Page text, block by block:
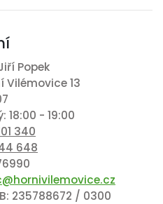
Popek
Vilémovice 13
18:00 - 19:00
340
648
235788672 / 0300